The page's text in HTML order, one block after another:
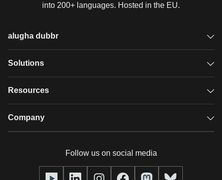
into 200+ languages. Hosted in the EU.
alugha dubbr
Overview
Glossary
Solutions
GDPR video hosting
Resources
Case studies
Company
Our team
Follow us on social media